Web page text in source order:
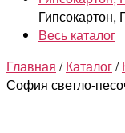
Гипсокартон,
Весь каталог
Главная /Каталог/
София светло-